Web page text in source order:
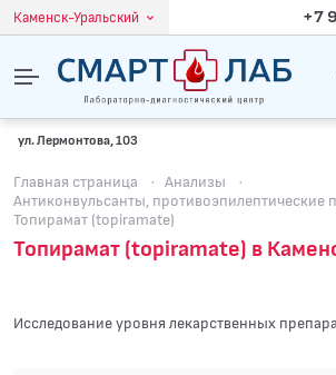
Каменск-Уральский +7
ул. Лермонтова, 103
Главная страница · Анализы
·
Антиконвульсанты, противоэпилептические
Топирамат (topiramate)
Топирамат (topiramate) в
Исследование уровня лекарственных